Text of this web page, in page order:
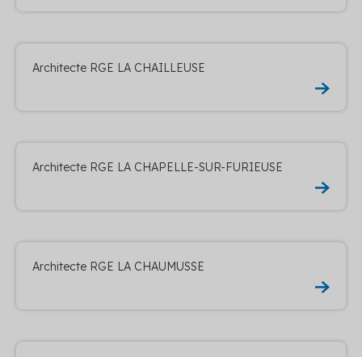
Architecte RGE LA CHAILLEUSE
Architecte RGE LA CHAPELLE-SUR-FURIEUSE
Architecte RGE LA CHAUMUSSE